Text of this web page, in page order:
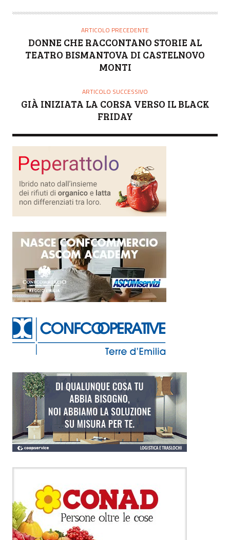
T
ARTICOLO PRECEDENTE
DONNE CHE RACCONTANO STORIE AL
TEATRO BISMANTOVA DI CASTELNOVO
MONTI
ARTICOLO SUCCESSIVO
GIÀ INIZIATA LA CORSA VERSO IL BLACK
FRIDAY